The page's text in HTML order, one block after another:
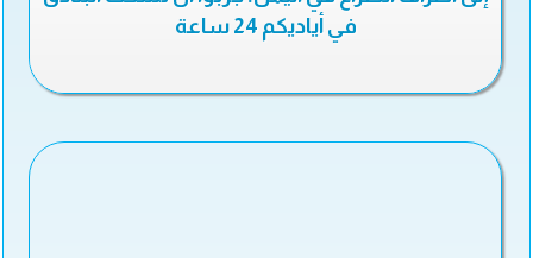
في أياديكم 24 ساعة